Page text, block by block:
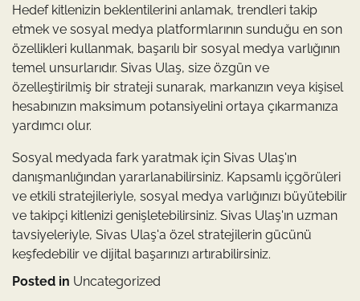
Hedef kitlenizin beklentilerini anlamak, trendleri takip
etmek ve sosyal medya platformlarının sunduğu en son
özellikleri kullanmak, başarılı bir sosyal medya varlığının
temel unsurlarıdır. Sivas Ulaş, size özgün ve
özelleştirilmiş bir strateji sunarak, markanızın veya kişisel
hesabınızın maksimum potansiyelini ortaya çıkarmanıza
yardımcı olur.
Sosyal medyada fark yaratmak için Sivas Ulaş'ın
danışmanlığından yararlanabilirsiniz. Kapsamlı içgörüleri
ve etkili stratejileriyle, sosyal medya varlığınızı büyütebilir
ve takipçi kitlenizi genişletebilirsiniz. Sivas Ulaş'ın uzman
tavsiyeleriyle, Sivas Ulaş'a özel stratejilerin gücünü
keşfedebilir ve dijital başarınızı artırabilirsiniz.
Posted in Uncategorized